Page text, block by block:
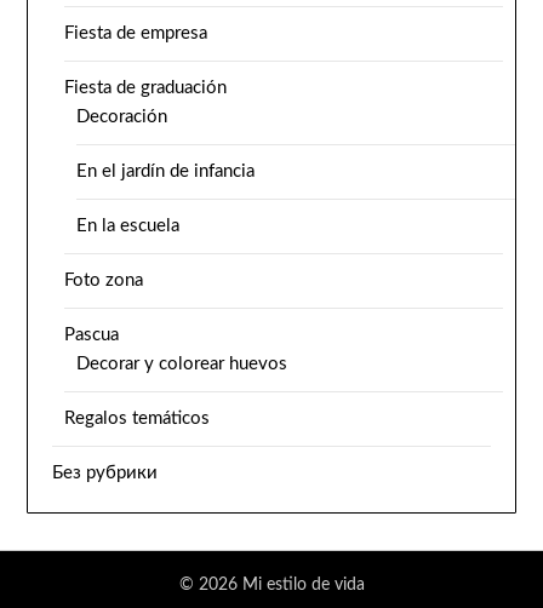
Fiesta de empresa
Fiesta de graduación
Decoración
En el jardín de infancia
En la escuela
Foto zona
Pascua
Decorar y colorear huevos
Regalos temáticos
Без рубрики
© 2026 Mi estilo de vida